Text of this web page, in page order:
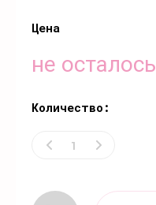
Цена
не осталось
Количество: